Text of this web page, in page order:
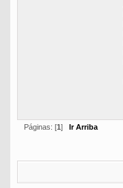
Páginas: [1 ] Ir Arriba